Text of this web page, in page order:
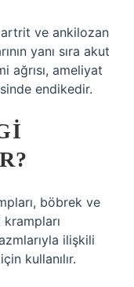
ve ankilozan
yanı sıra akut
ağrısı, ameliyat
endikedir.
böbrek ve
krampları
ilişkili
kullanılır.